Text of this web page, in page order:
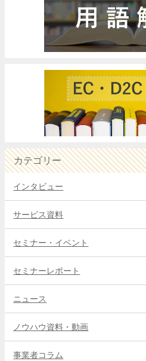
カテゴリー
インタビュー
サービス資料
セミナー・イベント
セミナーレポート
ニュース
ノウハウ資料・動画
事業者コラム